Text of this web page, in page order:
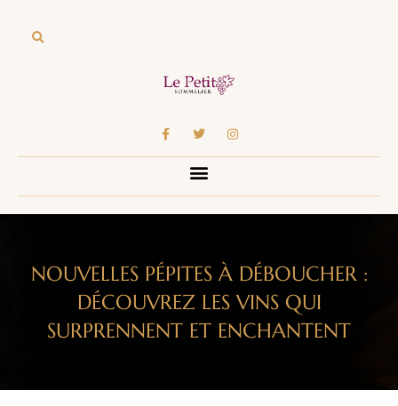
NOUVELLES PÉPITES À DÉBOUCHER :
DÉCOUVREZ LES VINS QUI
SURPRENNENT ET ENCHANTENT